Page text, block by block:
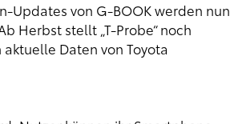
Updates von G-BOOK werden nun
Herbst stellt „T-Probe“ noch
Daten von Toyota